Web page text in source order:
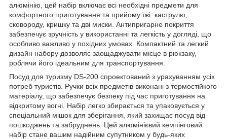
алюмінію, цей набір включає всі необхідні предмети для
комфортного приготування та прийому їжі: каструлю,
сковороду, кришку та дві миски. Антипригарне покриття
забезпечує зручність у використанні та легкість у догляді, що
особливо важливо у похідних умовах. Компактний та легкий
дизайн набору дозволяє заощаджувати місце в рюкзаку,
роблячи його ідеальним для транспортування.
Посуд для туризму DS-200 спроектований з урахуванням усіх
потреб туристів. Ручки всіх предметів виконані з термостійкого
матеріалу, що забезпечує безпеку під час приготування на
відкритому вогні. Набір легко збирається та упаковується у
спеціальний мішок для зберігання, який захищає посуд від
пошкоджень та забруднень. Цей алюмінієвий кемпінговий
набір стане вашим надійним супутником у будь-яких